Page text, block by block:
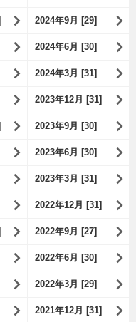
2024年9月 [29]
2024年6月 [30]
2024年3月 [31]
2023年12月 [31]
2023年9月 [30]
2023年6月 [30]
2023年3月 [31]
2022年12月 [31]
2022年9月 [27]
2022年6月 [30]
2022年3月 [29]
2021年12月 [31]